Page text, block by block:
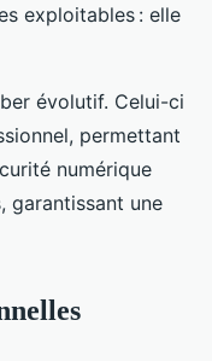
exploitables : elle
évolutif. Celui-ci
permettant
numérique
garantissant une